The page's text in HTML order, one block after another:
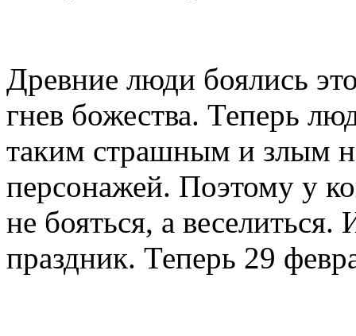
Древние люди боялись
гнев божества. Теперь
таким страшным и злым
персонажей. Поэтому у
не бояться, а
праздник. Теперь 29